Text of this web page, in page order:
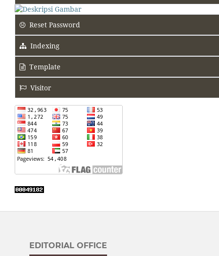
Reset Password
Indexing
Template
Visitor
EDITORIAL OFFICE